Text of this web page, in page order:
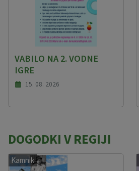
VABILO NA 2. VODNE
IGRE
15. 08. 2026
DOGODKI V REGIJI
Kamnik